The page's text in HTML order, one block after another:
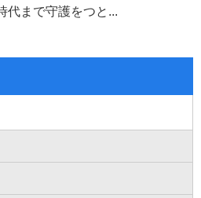
代まで守護をつと...